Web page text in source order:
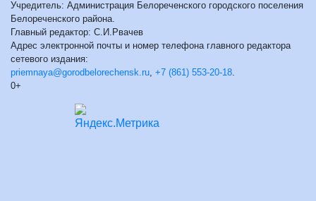
Учредитель: Администрация Белореченского городского поселения
Белореченского района.
Главный редактор: С.И.Рвачев
Адрес электронной почты и номер телефона главного редактора
сетевого издания:
priemnaya@gorodbelorechensk.ru +7 (861) 553-20-18
0+